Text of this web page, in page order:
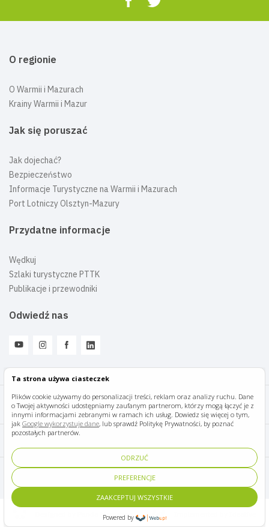
Ta strona używa ciasteczek
Plików cookie używamy do personalizacji treści, reklam oraz analizy ruchu. Dane
o Twojej aktywności udostępniamy zaufanym partnerom, którzy mogą łączyć je z
innymi informacjami zebranymi w ramach ich usług. Dowiedz się więcej o tym,
jak Google wykorzystuje dane, lub sprawdź Politykę Prywatności, by poznać
pozostałych partnerów.
ODRZUĆ
PREFERENCJE
ZAAKCEPTUJ WSZYSTKIE
Powered by
O regionie
O Warmii i Mazurach
Krainy Warmii i Mazur
Jak się poruszać
Jak dojechać?
Bezpieczeństwo
Informacje Turystyczne na Warmii i Mazurach
Port Lotniczy Olsztyn-Mazury
Przydatne informacje
Wędkuj
Szlaki turystyczne PTTK
Publikacje i przewodniki
Odwiedź nas
Mazury Travel © 2026
Polityka prywatności
Designed by Panda Marketing